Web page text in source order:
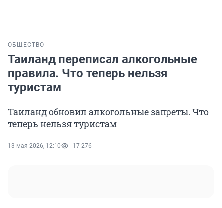
ОБЩЕСТВО
Таиланд переписал алкогольные
правила. Что теперь нельзя
туристам
Таиланд обновил алкогольные запреты. Что
теперь нельзя туристам
13 мая 2026, 12:10 17 276